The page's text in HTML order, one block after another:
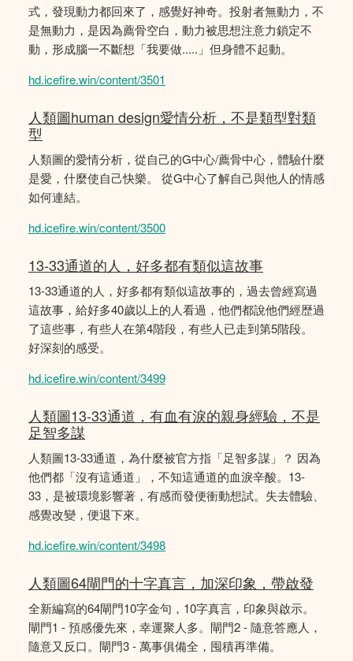
式，發現動力都回來了，感覺好神奇。投射者無動力，不
是無動力，是因為薦骨空白，動力被思想注意力鎖定不
動，形成腦一不斷想「我要做.....」但身體不起動。
hd.icefire.win/content/3501
人類圖human design愛情分析，不是類型對類
型
人類圖的愛情分析，從自己的G中心/薦骨中心，體驗什麼
是愛，什麼使自己快樂。 從G中心了解自己與他人的情感
如何連結。
hd.icefire.win/content/3500
13-33通道的人，好多都有類似這故事
13-33通道的人，好多都有類似這故事的，過去曾經寫過
這故事，給好多40歲以上的人看過，他們都說他們經歴過
了這些事，有些人在第4階段，有些人已走到第5階段。
好深刻的感受。
hd.icefire.win/content/3499
人類圖13-33通道，有血有淚的親身經驗，不是
足智多謀
人類圖13-33通道，為什麼被官方指「足智多謀」？ 因為
他們都「沒有這通道」，不知這通道的血淚辛酸。13-
33，是被環境影響著，有感而發便衝動想試。失去體驗、
感覺改變，便退下來。
hd.icefire.win/content/3498
人類圖64閘門的十字真言，加深印象，帶啟發
全新編寫的64閘門10字金句，10字真言，印象與啟示。
閘門1 - 預感優先來，幸運聚人多。閘門2 - 隨意答應人，
隨意又反口。閘門3 - 萬事俱備全，囤積再準備。